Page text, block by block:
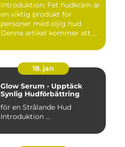
Introduktion: Fet hudkräm är
en viktig produkt för
personer med oljig hud.
Denna artikel kommer att ...
18. jan
Glow Serum - Upptäck
Synlig Hudförbättring
för en Strålande Hud
Introduktion ...